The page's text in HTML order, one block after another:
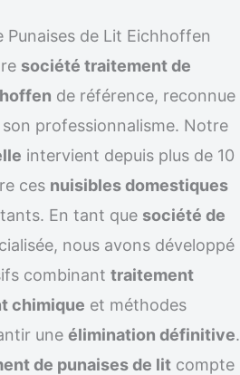
de Lit Eichhoffen
société traitement de
de référence, reconnue
professionnalisme. Notre
intervient depuis plus de 10
ces nuisibles domestiques
En tant que société de
nous avons développé
combinant traitement
chimique et méthodes
une élimination définitive.
de punaises de lit compte